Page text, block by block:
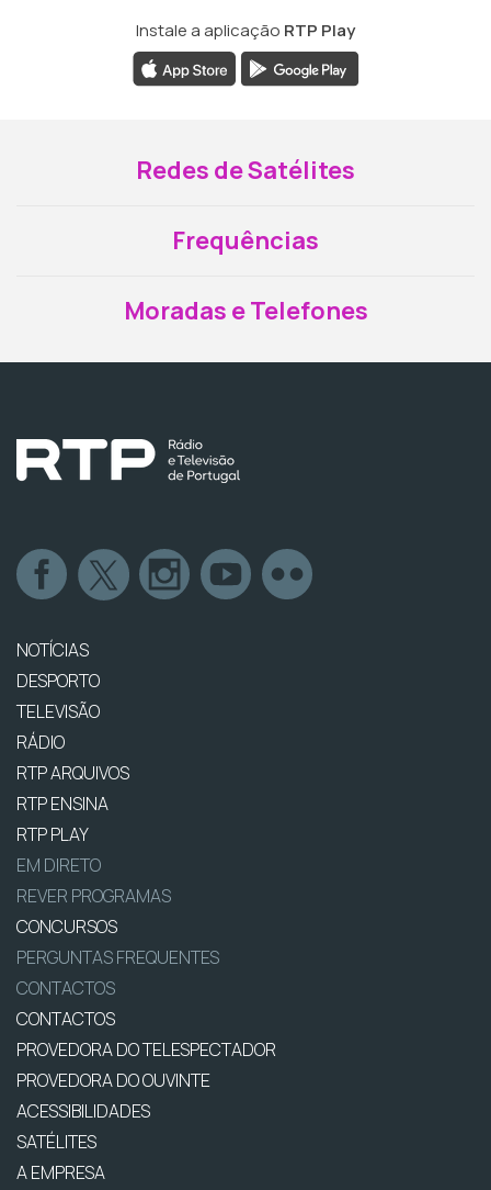
Instale a aplicação RTP Play
Redes de Satélites
Frequências
Moradas e Telefones
NOTÍCIAS
DESPORTO
TELEVISÃO
RÁDIO
RTP ARQUIVOS
RTP ENSINA
RTP PLAY
EM DIRETO
REVER PROGRAMAS
CONCURSOS
PERGUNTAS FREQUENTES
CONTACTOS
CONTACTOS
PROVEDORA DO TELESPECTADOR
PROVEDORA DO OUVINTE
ACESSIBILIDADES
SATÉLITES
A EMPRESA